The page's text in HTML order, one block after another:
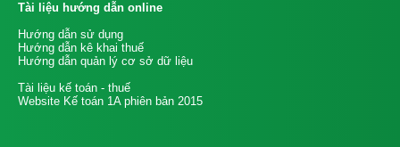
Tài liệu hướng dẫn online
Hướng dẫn sử dụng
Hướng dẫn kê khai thuế
Hướng dẫn quản lý cơ sở dữ liệu
Tài liệu kế toán - thuế
Website Kế toán 1A phiên bản 2015